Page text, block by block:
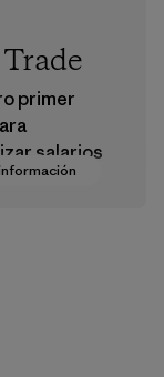
primer
salarios
en nuestra